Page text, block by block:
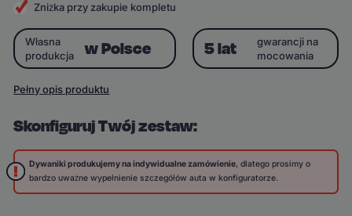
Zniżka przy zakupie kompletu
Skonfiguruj Twój zestaw:
Dywaniki produkujemy na indywidualne zamówienie, dlatego prosimy o
bardzo uważne wypełnienie szczegółów auta w konfiguratorze.
Własna
produkcja
w Polsce 5 lat
gwarancji na
mocowania
Pełny opis produktu